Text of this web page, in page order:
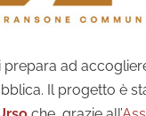
prepara ad
Il progetto è